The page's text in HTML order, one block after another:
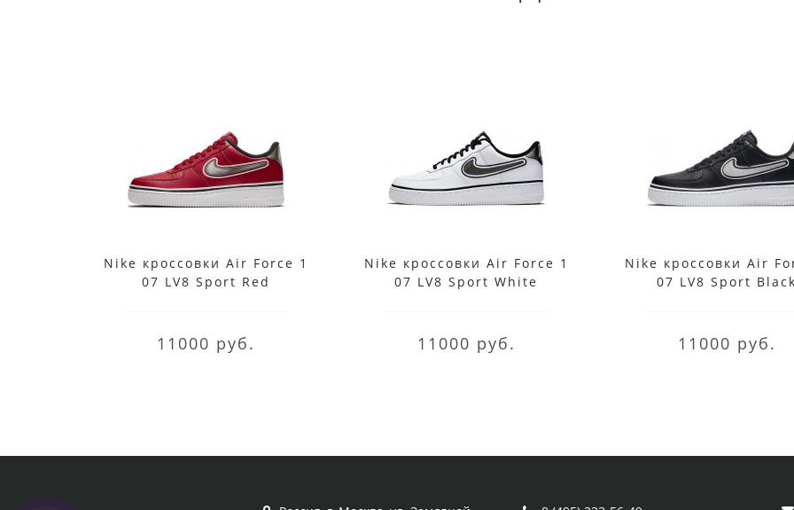
Nike кроссовки Air Force 1
07 LV8 Sport Red
11000 руб.
Nike кроссовки Air Force 1
07 LV8 Sport White
11000 руб.
Nike кроссовки Air
07 LV8 Sport
11000 руб.